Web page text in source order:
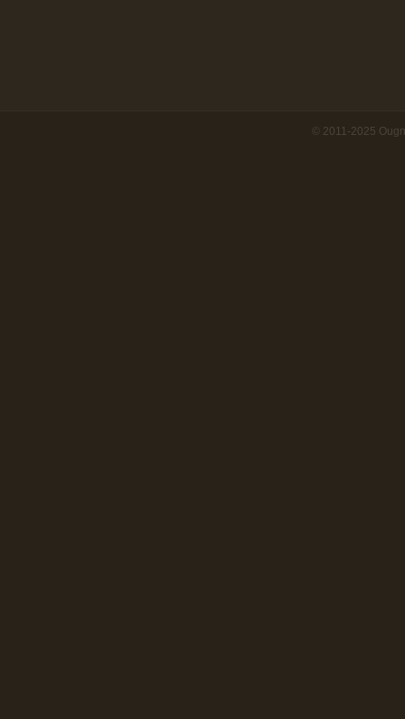
© 2011-2025